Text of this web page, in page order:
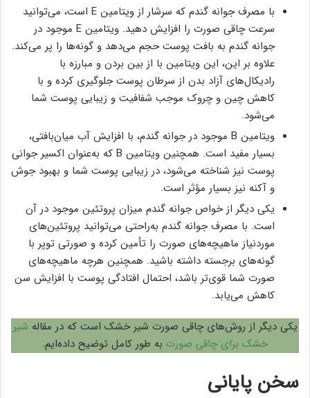
با مصرف جوانه گندم که سرشار از ویتامین E است، می‌توانید
سرعت چاقی صورت را افزایش دهید. ویتامین E موجود در
جوانه گندم به بافت پوست حجم می‌دهد و گونه‌ها را پر می‌کند.
علاوه بر این، این ویتامین با از بین بردن و مبارزه با
رادیکال‌های آزاد بدن از سرطان پوست جلوگیری کرده و با
کاهش چین و چروک موجب شفافیت و زیبایی پوست شما
می‌شود.
ویتامین B موجود در جوانه گندم، با افزایش آب میان‌بافتی،
بسیار مفید است. همچنین ویتامین B که به‌عنوان اکسیر جوانی
پوست نیز شناخته می‌شود، در زیبایی پوست شما و بهبود جوش
و آکنه نیز بسیار مؤثر است.
یکی دیگر از خواص جوانه گندم میزان پروتئین موجود در آن
است. با مصرف جوانه گندم به‌راحتی می‌توانید پروتئین‌های
موردنیاز ماهیچه‌های صورت را تأمین کرده و صورتی توپر با
گونه‌های برجسته داشته باشید. همچنین هرچه ماهیچه‌های
صورت شما قوی‌تر باشد، احتمال افتادگی پوست با افزایش سن
کاهش می‌یابد.
یکی دیگر از روش‌های چاقی صورت شیر خشک است که در مقاله شیر
خشک برای چاقی صورت به طور کامل توضیح داده‌ایم.
سخن پایانی